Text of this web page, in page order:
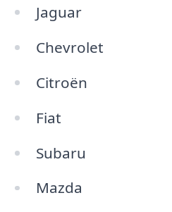
Jaguar
Chevrolet
Citroën
Fiat
Subaru
Mazda